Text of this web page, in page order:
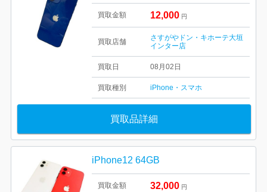
買取金額 12,000 円
買取店舗
さすがやドン・キホーテ大垣
インター店
買取日 08月02日
買取種別 iPhone・スマホ
買取品詳細
iPhone12 64GB
買取金額 32,000 円